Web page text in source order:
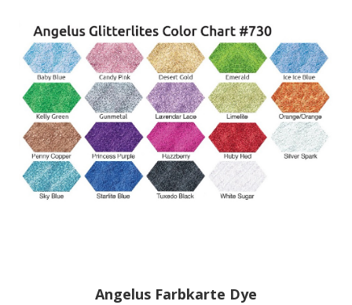
Angelus Farbkarte Dye